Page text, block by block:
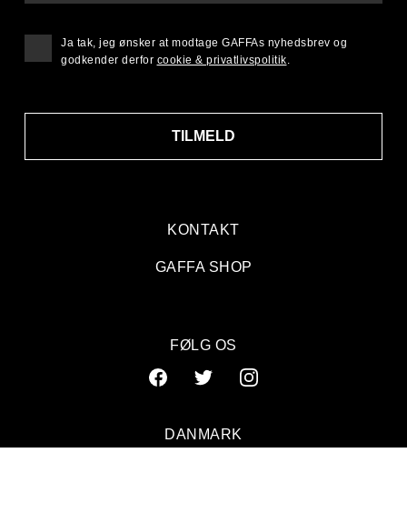
KONTAKT
GAFFA SHOP
TILMELD
Ja tak, jeg ønsker at modtage GAFFAs nyhedsbrev og
godkender derfor cookie & privatlivspolitik.
FØLG OS
DANMARK